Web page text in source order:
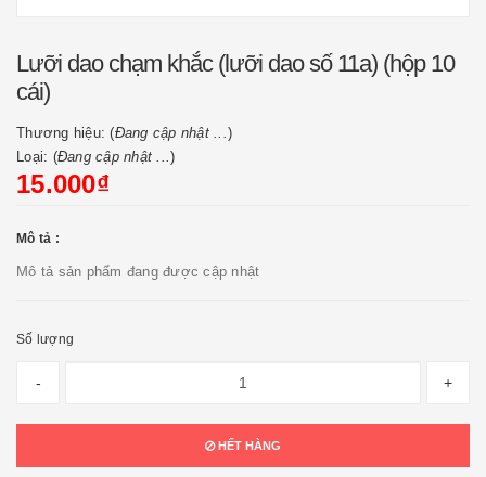
Lưỡi dao chạm khắc (lưỡi dao số 11a) (hộp 10
cái)
Thương hiệu: (Đang cập nhật ...)
Loại: (Đang cập nhật ...)
15.000₫
Mô tả :
Mô tả sản phẩm đang được cập nhật
Số lượng
- +
HẾT HÀNG